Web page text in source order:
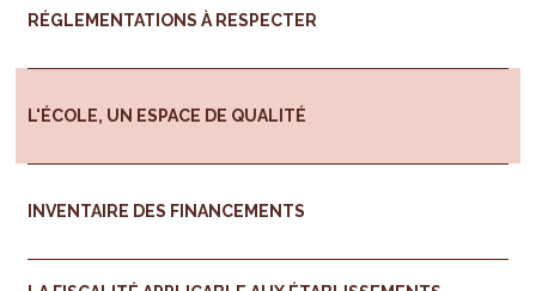
RÉGLEMENTATIONS À RESPECTER
L'ÉCOLE, UN ESPACE DE QUALITÉ
INVENTAIRE DES FINANCEMENTS